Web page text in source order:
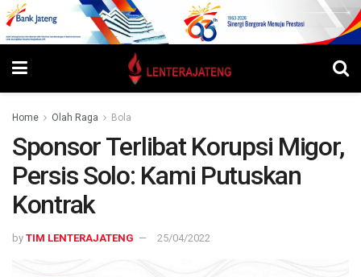
Home Olah Raga Bola
Sponsor Terlibat Korupsi Migor,
Persis Solo: Kami Putuskan
Kontrak
by TIM LENTERAJATENG 25/04/2022